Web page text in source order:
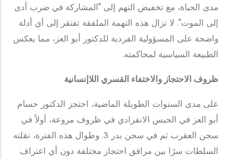
مدى الحياة، مع تخفيض التهم إلى "المشاركة في ضرب أدى
إلى الموت". لا تزال هذه التهمة الملفقة تفتقر إلى أي أدلة
واضحة على المسؤولية الفردية للدكتور أبو العز، مما يعكس
الطبيعة السياسية لمحاكمته.
ظروف الاحتجاز والاختفاء القسري اللاإنسانية
على مدى السنوات الطويلة الماضية، احتجز الدكتور حسام
أبو العز في الحبس الانفرادي في ظروف مروعة، أولاً في
سجن العقرب ثم في سجن بدر 3. وطوال هذه الفترة، نقلته
السلطات سرًا بين مرافق احتجاز مختلفة دون أي اعتراف